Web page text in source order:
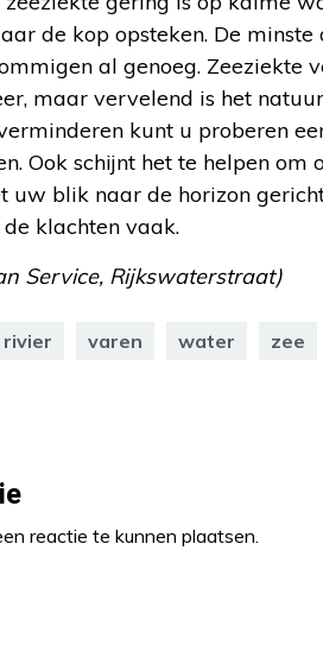
de kop opsteken. De minste
al genoeg. Zeeziekte
maar vervelend is het
kunt u proberen
Ook schijnt het te helpen om
uw blik naar de horizon
klachten vaak.
Service, Rijkswaterstraat)
rivier varen water zee
reactie te kunnen plaatsen.